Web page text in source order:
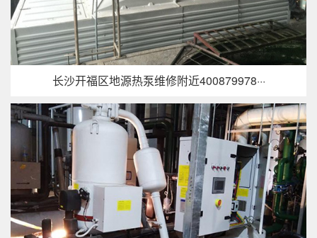
长沙开福区地源热泵维修附近400879978···